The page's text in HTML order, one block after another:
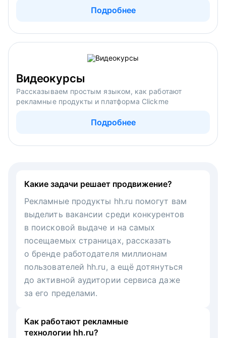
Подробнее
Видеокурсы
Рассказываем простым языком, как работают
рекламные продукты и платформа Clickme
Подробнее
Какие задачи решает продвижение?
Рекламные продукты hh.ru помогут вам
выделить вакансии среди конкурентов
в поисковой выдаче и на самых
посещаемых страницах, рассказать
о бренде работодателя миллионам
пользователей hh.ru, а ещё дотянуться
до активной аудитории сервиса даже
за его пределами.
Как работают рекламные
технологии hh.ru?